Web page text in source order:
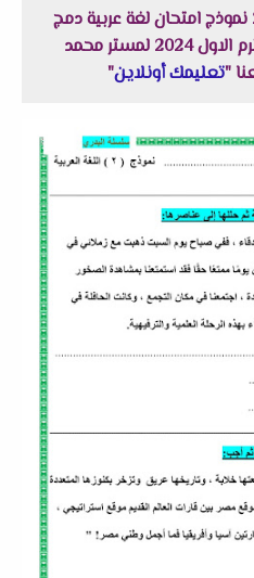
إستعراض نماذج من صور 2 نموذج امتحان لغة عربية دمج
للصف الرابع الابتدائى الترم الاول 2024 لمستر محمد
"تعليمك أونلاين"